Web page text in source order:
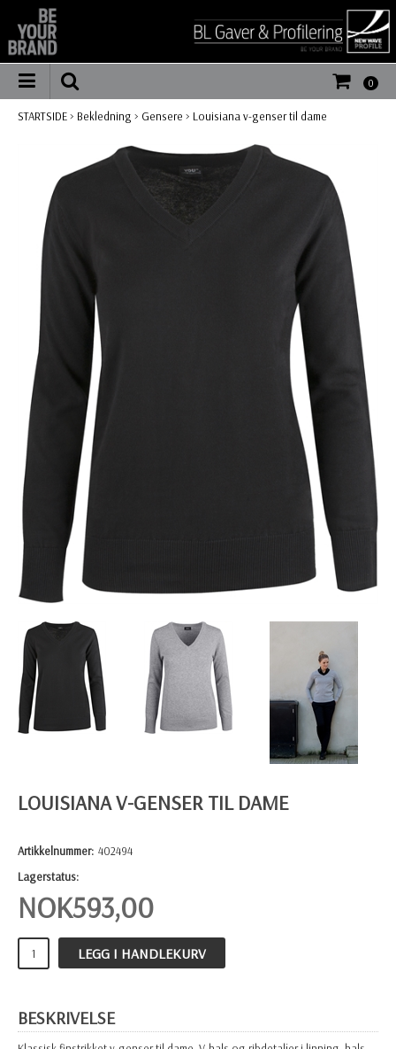
0
STARTSIDE> Bekledning > Gensere > Louisiana v-genser til dame
LOUISIANA V-GENSER TIL DAME
Artikkelnummer: 402494
Lagerstatus:
NOK593,00
LEGG I HANDLEKURV
BESKRIVELSE